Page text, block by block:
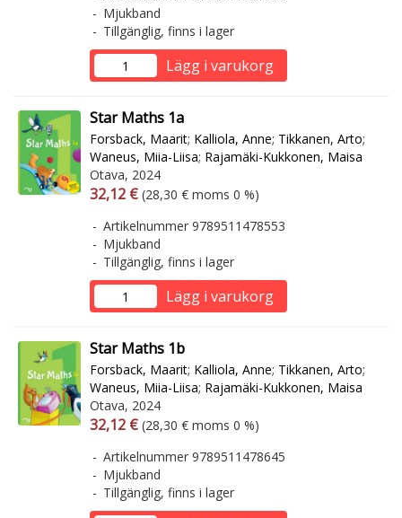
Mjukband
Tillgänglig, finns i lager
Lägg i varukorg
Star Maths 1a
Forsback, Maarit; Kalliola, Anne; Tikkanen, Arto;
Waneus, Miia-Liisa; Rajamäki-Kukkonen, Maisa
Otava, 2024
Arvonlisäverollinen hinta
32,12 € Arvonlisäveroton hinta
(28,30 € moms 0 %)
Artikelnummer 9789511478553
Mjukband
Tillgänglig, finns i lager
Lägg i varukorg
Star Maths 1b
Forsback, Maarit; Kalliola, Anne; Tikkanen, Arto;
Waneus, Miia-Liisa; Rajamäki-Kukkonen, Maisa
Otava, 2024
Arvonlisäverollinen hinta
32,12 € Arvonlisäveroton hinta
(28,30 € moms 0 %)
Artikelnummer 9789511478645
Mjukband
Tillgänglig, finns i lager